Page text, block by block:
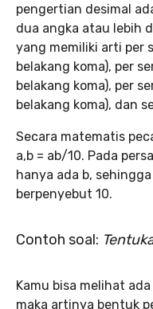
pengertian desimal
dua angka atau lebih
yang memiliki arti per
belakang koma), per
belakang koma), per
belakang koma), dan
Secara matematis
a,b = ab/10. Pada
hanya ada b,
berpenyebut 10.
Contoh soal:
Kamu bisa melihat
maka artinya bentuk